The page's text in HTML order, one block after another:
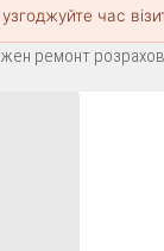
час
ремонт